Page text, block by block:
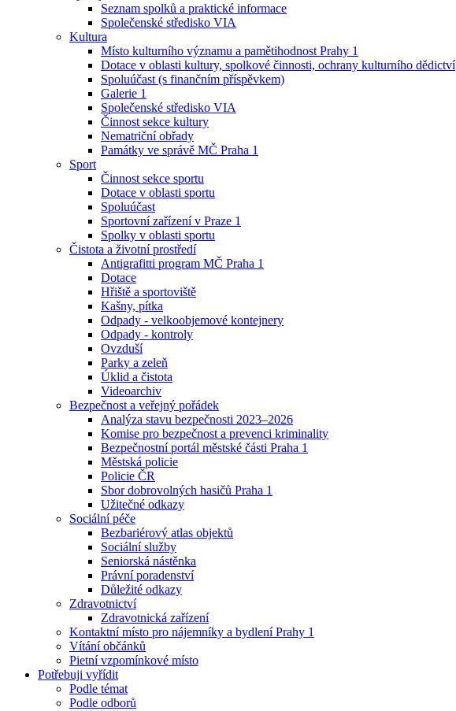
Seznam spolků a praktické informace
Společenské středisko VIA
Kultura
Místo kulturního významu a pamětihodnost Prahy 1
Dotace v oblasti kultury, spolkové činnosti, ochrany kulturního dědictví
Spoluúčast (s finančním příspěvkem)
Galerie 1
Společenské středisko VIA
Činnost sekce kultury
Nematriční obřady
Památky ve správě MČ Praha 1
Sport
Činnost sekce sportu
Dotace v oblasti sportu
Spoluúčast
Sportovní zařízení v Praze 1
Spolky v oblasti sportu
Čistota a životní prostředí
Antigrafitti program MČ Praha 1
Dotace
Hřiště a sportoviště
Kašny, pítka
Odpady - velkoobjemové kontejnery
Odpady - kontroly
Ovzduší
Parky a zeleň
Úklid a čistota
Videoarchiv
Bezpečnost a veřejný pořádek
Analýza stavu bezpečnosti 2023–2026
Komise pro bezpečnost a prevenci kriminality
Bezpečnostní portál městské části Praha 1
Městská policie
Policie ČR
Sbor dobrovolných hasičů Praha 1
Užitečné odkazy
Sociální péče
Bezbariérový atlas objektů
Sociální služby
Seniorská nástěnka
Právní poradenství
Důležité odkazy
Zdravotnictví
Zdravotnická zařízení
Kontaktní místo pro nájemníky a bydlení Prahy 1
Vítání občánků
Pietní vzpomínkové místo
Potřebuji vyřídit
Podle témat
Podle odborů